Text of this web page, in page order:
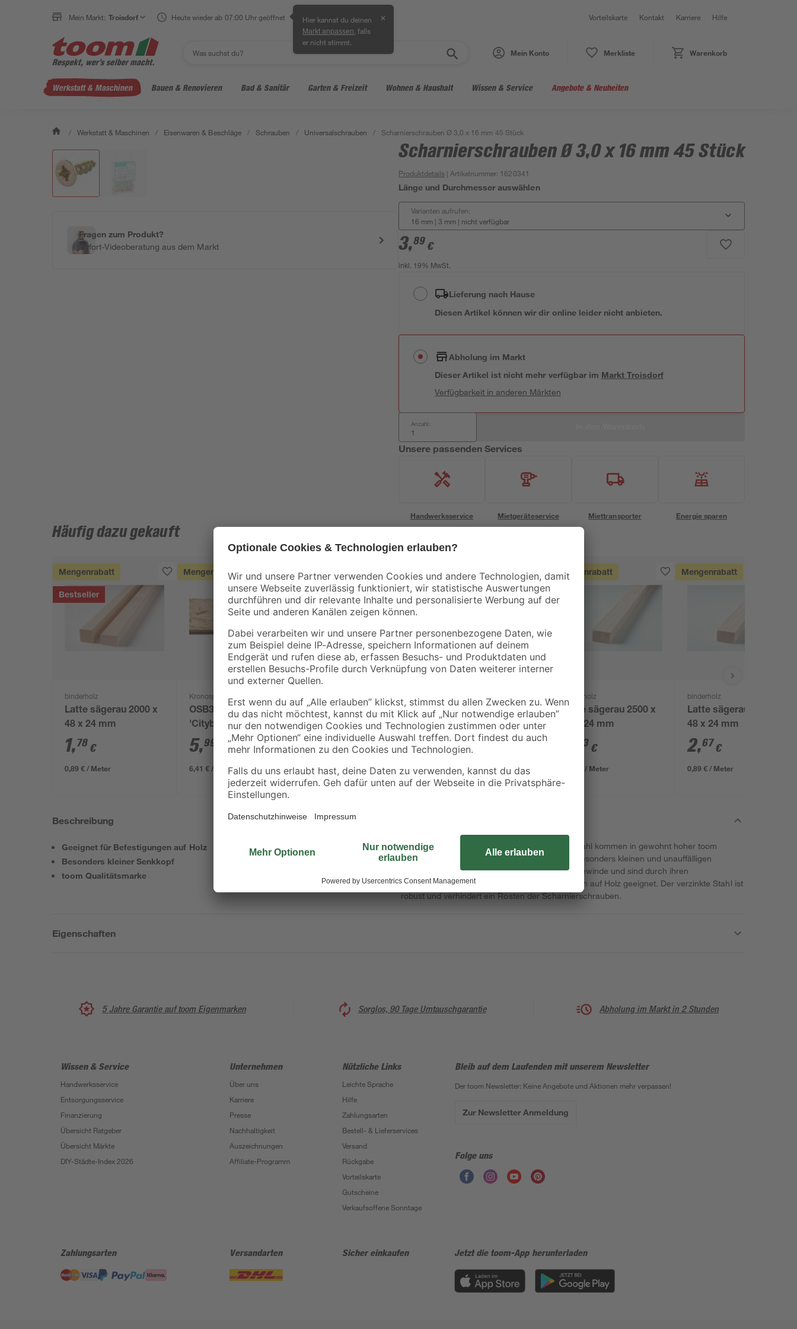
Mein Markt: Troisdorf Heute wieder ab 07:00 Uhr geöffnet Hier kannst du deinen
Markt anpassen , falls
er nicht stimmt.
✕ Vorteilskarte Kontakt Karriere Hilfe
Mein Konto Merkliste Warenkorb
Werkstatt & Maschinen Bauen & Renovieren Bad & Sanitär Garten & Freizeit Wohnen & Haushalt Wissen & Service Angebote & Neuheiten
/ Werkstatt & Maschinen / Eisenwaren & Beschläge / Schrauben / Universalschrauben / Scharnierschrauben Ø 3,0 x 16 mm 45 Stück
Fragen zum Produkt?
Sofort-Videoberatung aus dem Markt
Scharnierschrauben Ø 3,0 x 16 mm 45 Stück
Produktdetails | Artikelnummer: 1620341
Länge und Durchmesser auswählen
Varianten aufrufen:
16 mm | 3 mm | nicht verfügbar
3,89 €
inkl. 19% MwSt.
Lieferung nach Hause
Diesen Artikel können wir dir online leider nicht anbieten.
Abholung im Markt
Dieser Artikel ist nicht mehr verfügbar im Markt Troisdorf
Verfügbarkeit in anderen Märkten
Anzahl:
Unsere passenden Services
Handwerksservice Mietgeräteservice Miettransporter Energie sparen
Häufig dazu gekauft
Mengenrabatt
Bestseller
binderholz
Latte sägerau 2000 x
48 x 24 mm
1,78 €
0,89 € / Meter
Mengenrabatt
Kronospan
OSB3-Verlegeplatte
'Cityboard'
ungeschliffen 1690 x
634 x 12 mm
5,99
/ m²
6,41 € / Pack
Mengenrabatt
Bestseller
binderholz
Rahmen sägerau
2000 x 58 x 38 mm
3,98 €
1,99 € / Meter
Mengenrabatt
Kronospan
OSB3-Verlegeplatte
'Cityboard'
ungeschliffen 1690 x
634 x 15 mm
7,59€
8,12 € / Pack
Mengenrabatt
binderholz
Latte sägerau 2500 x
48 x 24 mm
23 €
0,89 € / Meter
Mengenrabatt
binderholz
Latte sägerau 3000 x
48 x 24 mm
2,67€
0,89 € / Meter
Beschreibung
Geeignet für Befestigungen auf Holz
Besonders kleiner Senkkopf
toom Qualitätsmarke
Die Scharnierschrauben aus gelb verzinktem Stahl kommen in gewohnt hoher toom
Qualität daher und zeichnen sich durch einen besonders kleinen und unauffälligen
Senkkopf aus. Die Schrauben besitzen ein Vollgewinde und sind durch ihren
Kreuzschlitzantrieb "PZ1” ideal für Befestigungen auf Holz geeignet. Der verzinkte Stahl ist
robust und verhindert ein Rosten der Scharnierschrauben.
Eigenschaften
5 Jahre Garantie auf toom Eigenmarken Sorglos, 90 Tage Umtauschgarantie Abholung im Markt in 2 Stunden
Wissen & Service
Handwerksservice
Entsorgungsservice
Finanzierung
Übersicht Ratgeber
Übersicht Märkte
DIY-Städte-Index 2026
Unternehmen
Über uns
Karriere
Presse
Nachhaltigkeit
Auszeichnungen
Affiliate-Programm
Nützliche Links
Leichte Sprache
Hilfe
Zahlungsarten
Bestell- & Lieferservices
Versand
Rückgabe
Vorteilskarte
Gutscheine
Verkaufsoffene Sonntage
Bleib auf dem Laufenden mit unserem Newsletter
Der toom Newsletter: Keine Angebote und Aktionen mehr verpassen!
Zur Newsletter Anmeldung
Folge uns
Zahlungsarten Versandarten Sicher einkaufen Jetzt die toom-App herunterladen